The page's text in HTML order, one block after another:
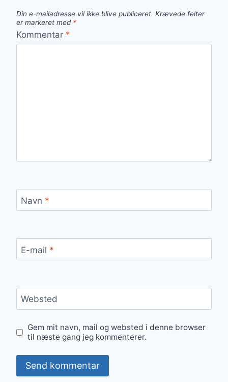
Din e-mailadresse vil ikke blive publiceret. Krævede felter
er markeret med *
Kommentar *
Navn *
E-mail *
Websted
Gem mit navn, mail og websted i denne browser
til næste gang jeg kommenterer.